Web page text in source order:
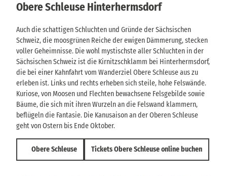
Obere Schleuse Hinterhermsdorf
Auch die schattigen Schluchten und Gründe der Sächsischen
Schweiz, die moosgrünen Reiche der ewigen Dämmerung, stecken
voller Geheimnisse. Die wohl mystischste aller Schluchten in der
Sächsischen Schweiz ist die Kirnitzschklamm bei Hinterhermsdorf,
die bei einer Kahnfahrt vom Wanderziel Obere Schleuse aus zu
erleben ist. Links und rechts erheben sich steile, hohe Felswände.
Kuriose, von Moosen und Flechten bewachsene Felsgebilde sowie
Bäume, die sich mit ihren Wurzeln an die Felswand klammern,
beflügeln die Fantasie. Die Kanusaison an der Oberen Schleuse
geht von Ostern bis Ende Oktober.
Obere Schleuse Tickets Obere Schleuse online buchen